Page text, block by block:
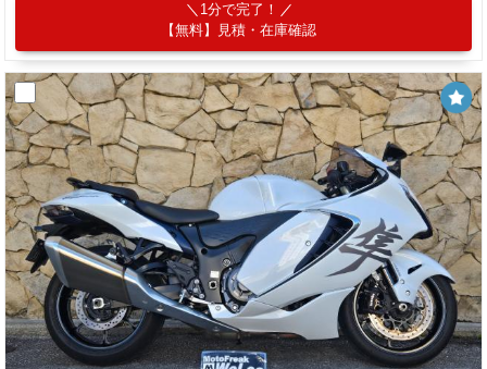
1分で完了！
【無料】見積・在庫確認